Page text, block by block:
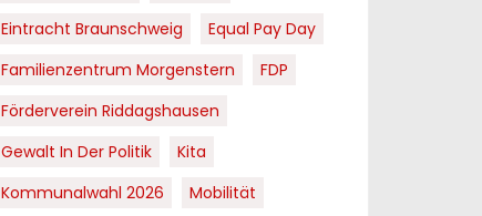
Eintracht Braunschweig
Equal Pay Day
Familienzentrum Morgenstern
FDP
Förderverein Riddagshausen
Gewalt In Der Politik
Kita
Kommunalwahl 2026
Mobilität